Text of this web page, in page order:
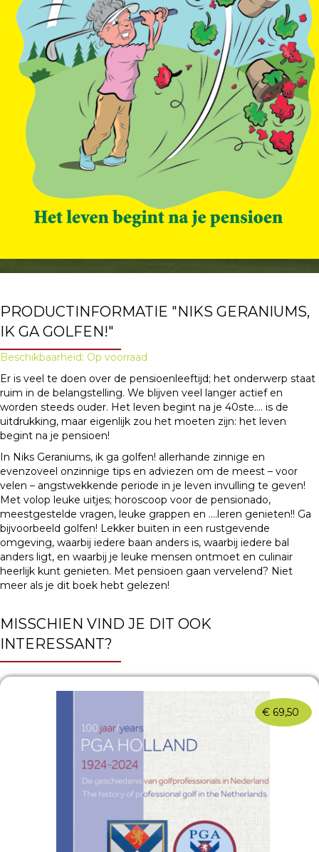
PRODUCTINFORMATIE "NIKS GERANIUMS,
IK GA GOLFEN!"
Beschikbaarheid: Op voorraad
Er is veel te doen over de pensioenleeftijd; het onderwerp staat
ruim in de belangstelling. We blijven veel langer actief en
worden steeds ouder. Het leven begint na je 40ste…. is de
uitdrukking, maar eigenlijk zou het moeten zijn: het leven
begint na je pensioen!
In Niks Geraniums, ik ga golfen! allerhande zinnige en
evenzoveel onzinnige tips en adviezen om de meest – voor
velen – angstwekkende periode in je leven invulling te geven!
Met volop leuke uitjes; horoscoop voor de pensionado,
meestgestelde vragen, leuke grappen en ….leren genieten!! Ga
bijvoorbeeld golfen! Lekker buiten in een rustgevende
omgeving, waarbij iedere baan anders is, waarbij iedere bal
anders ligt, en waarbij je leuke mensen ontmoet en culinair
heerlijk kunt genieten. Met pensioen gaan vervelend? Niet
meer als je dit boek hebt gelezen!
MISSCHIEN VIND JE DIT OOK
INTERESSANT?
€ 69,50